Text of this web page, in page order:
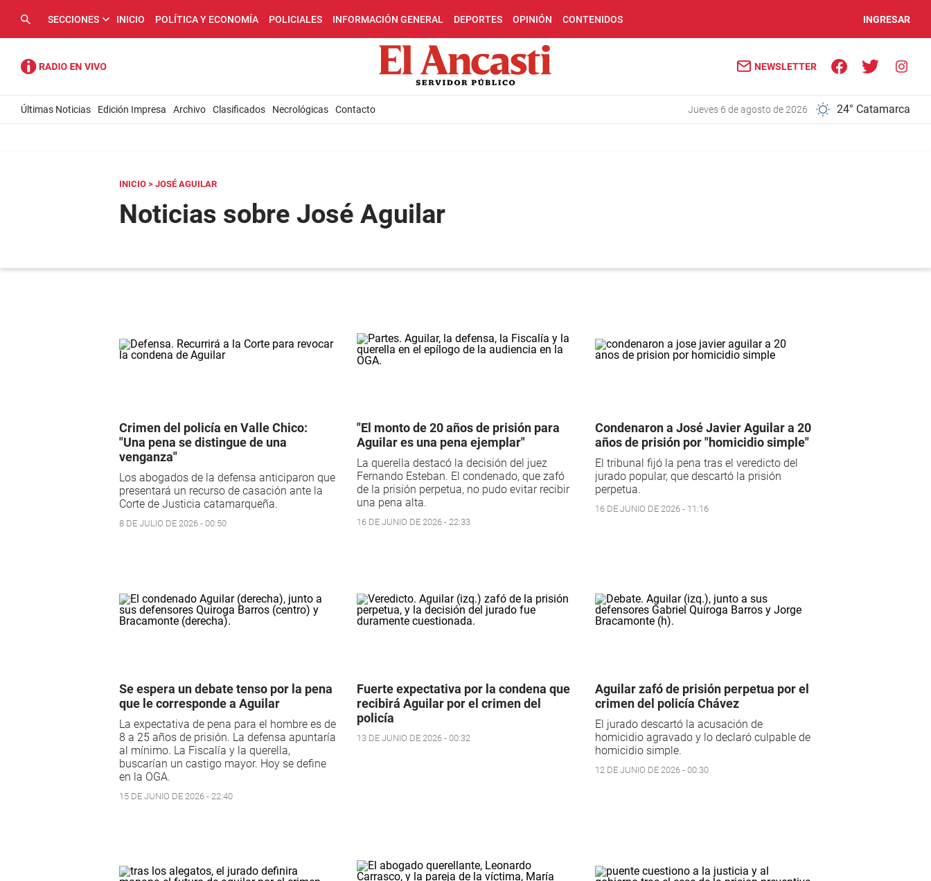
SECCIONES INICIO POLÍTICA Y ECONOMÍA POLICIALES INFORMACIÓN GENERAL DEPORTES OPINIÓN CONTENIDOS INGRESAR
NEWSLETTER
Últimas Noticias Edición Impresa Archivo Clasificados Necrológicas Contacto jueves 6 de agosto de 2026 24° Catamarca
INICIO > JOSÉ AGUILAR
Noticias sobre José Aguilar
Crimen del policía en Valle Chico:
"Una pena se distingue de una
venganza"
Los abogados de la defensa anticiparon que
presentará un recurso de casación ante la
Corte de Justicia catamarqueña.
8 DE JULIO DE 2026 - 00:50
"El monto de 20 años de prisión para
Aguilar es una pena ejemplar"
La querella destacó la decisión del juez
Fernando Esteban. El condenado, que zafó
de la prisión perpetua, no pudo evitar recibir
una pena alta.
16 DE JUNIO DE 2026 - 22:33
Condenaron a José Javier Aguilar a 20
años de prisión por "homicidio simple"
El tribunal fijó la pena tras el veredicto del
jurado popular, que descartó la prisión
perpetua.
16 DE JUNIO DE 2026 - 11:16
Se espera un debate tenso por la pena
que le corresponde a Aguilar
La expectativa de pena para el hombre es de
8 a 25 años de prisión. La defensa apuntaría
al mínimo. La Fiscalía y la querella,
buscarían un castigo mayor. Hoy se define
en la OGA.
15 DE JUNIO DE 2026 - 22:40
Fuerte expectativa por la condena que
recibirá Aguilar por el crimen del
policía
13 DE JUNIO DE 2026 - 00:32
Aguilar zafó de prisión perpetua por el
crimen del policía Chávez
El jurado descartó la acusación de
homicidio agravado y lo declaró culpable de
homicidio simple.
12 DE JUNIO DE 2026 - 00:30